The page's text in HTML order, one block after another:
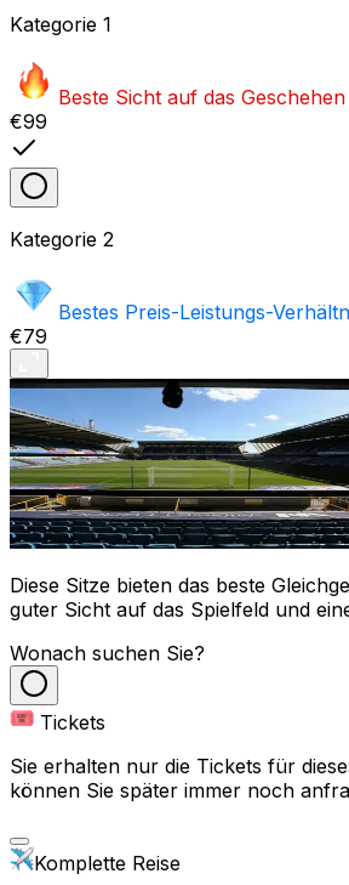
Kategorie 1
Beste Sicht auf das Geschehen
€99
Kategorie 2
Bestes Preis-Leistungs-
€79
Diese Sitze bieten das beste
guter Sicht auf das Spielfeld und
Wonach suchen Sie?
Tickets
Sie erhalten nur die Tickets für
können Sie später immer noch
Komplette Reise